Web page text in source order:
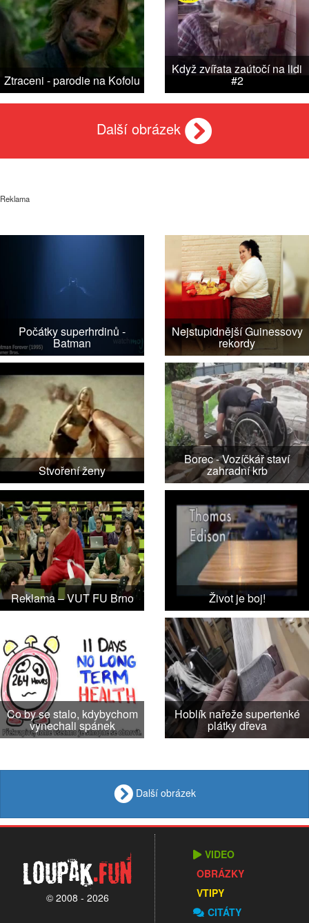
Ztraceni - parodie na Kofolu
Když zvířata zaútočí na lidi
#2
Další obrázek
Reklama
Počátky superhrdinů -
Batman
Nejstupidnější Guinessovy
rekordy
Stvoření ženy
Borec - Vozíčkář staví
zahradní krb
Reklama – VUT FU Brno Život je boj!
Co by se stalo, kdybychom
vynechali spánek
Hoblík nařeže supertenké
plátky dřeva
Další obrázek
Loupak.fun
© 2008 - 2026
VIDEO
OBRÁZKY
VTIPY
CITÁTY